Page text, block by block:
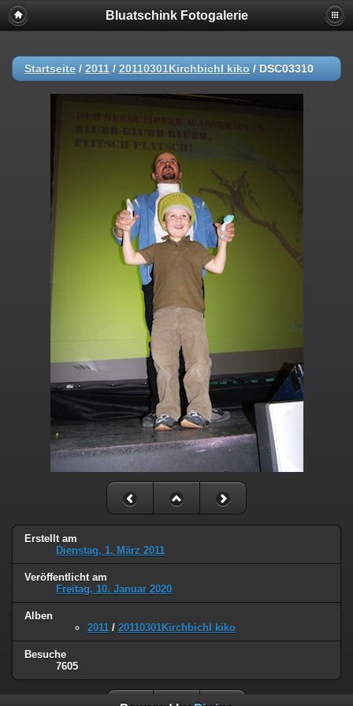
Bluatschink Fotogalerie
Startseite / 2011 / 20110301Kirchbichl kiko / DSC03310
Erstellt am
Dienstag, 1. März 2011
Veröffentlicht am
Freitag, 10. Januar 2020
Alben
2011 / 20110301Kirchbichl kiko
Besuche
7605